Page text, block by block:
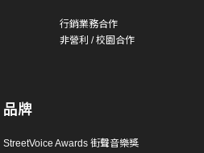
行銷業務合作
非營利 / 校園合作
品牌
StreetVoice Awards 街聲音樂獎